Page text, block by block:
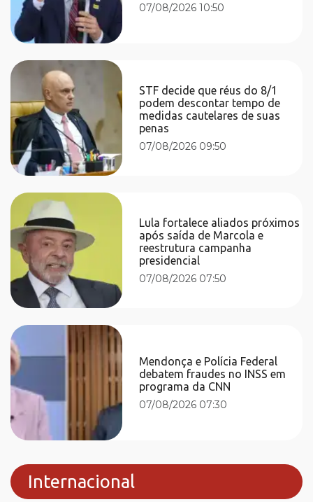
07/08/2026 10:50
STF decide que réus do 8/1
podem descontar tempo de
medidas cautelares de suas
penas
07/08/2026 09:50
Lula fortalece aliados próximos
após saída de Marcola e
reestrutura campanha
presidencial
07/08/2026 07:50
Mendonça e Polícia Federal
debatem fraudes no INSS em
programa da CNN
07/08/2026 07:30
Internacional